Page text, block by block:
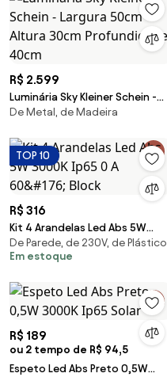
R$ 2.599
Luminária Sky Kleiner Schein -
Largura 50cm Altura 30cm
De Metal, de Madeira
TOP 10
R$ 316
Kit 4 Arandelas Led Abs 5W
3000K Ip65 0 A 60&#176; Block
De Parede, de 230V, de Plástico
Em estoque
R$ 189
ou 2 tempo de R$ 94,5
Espeto Led Abs Preto 0,5W